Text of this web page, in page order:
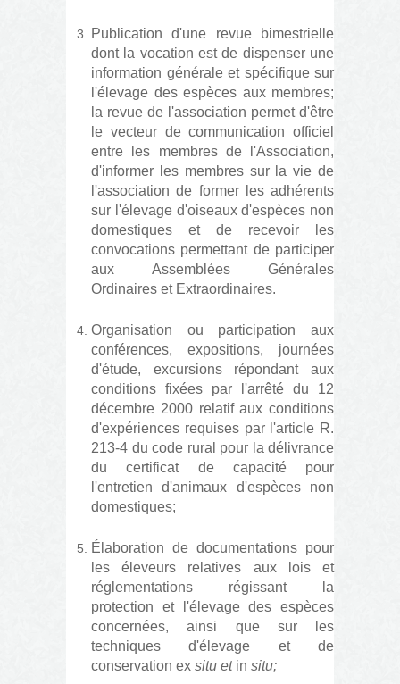
Publication d'une revue bimestrielle
dont la vocation est de dispenser une
information générale et spécifique sur
l'élevage des espèces aux membres;
la revue de l'association permet d'être
le vecteur de communication officiel
entre les membres de l'Association,
d'informer les membres sur la vie de
l'association de former les adhérents
sur l'élevage d'oiseaux d'espèces non
domestiques et de recevoir les
convocations permettant de participer
aux Assemblées Générales
Ordinaires et Extraordinaires.
Organisation ou participation aux
conférences, expositions, journées
d'étude, excursions répondant aux
conditions fixées par l'arrêté du 12
décembre 2000 relatif aux conditions
d'expériences requises par l'article R.
213-4 du code rural pour la délivrance
du certificat de capacité pour
l'entretien d'animaux d'espèces non
domestiques;
Élaboration de documentations pour
les éleveurs relatives aux lois et
réglementations régissant la
protection et l'élevage des espèces
concernées, ainsi que sur les
techniques d'élevage et de
conservation ex situ et in situ;